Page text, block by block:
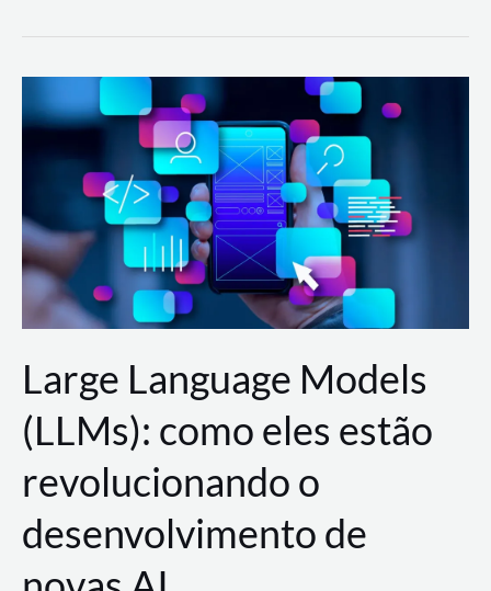
migrar
de
a
AWS?
Large Language Models
(LLMs): como eles estão
revolucionando o
desenvolvimento de